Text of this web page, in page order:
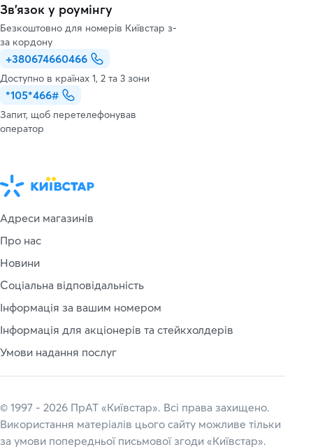
Зв’язок у роумінгу
Безкоштовно для номерів Київстар з-
за кордону
+380674660466
Доступно в країнах 1, 2 та 3 зони
*105*466#
Запит, щоб перетелефонував
оператор
Адреси магазинів
Про нас
Новини
Соціальна відповідальність
Інформація за вашим номером
Інформація для акціонерів та стейкхолдерів
Умови надання послуг
© 1997 - 2026 ПрАТ «Київстар». Всі права захищено.
Використання матеріалів цього сайту можливе тільки
за умови попередньої письмової згоди «Київстар».